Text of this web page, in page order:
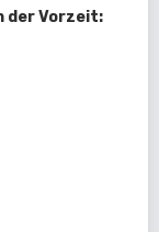
der Vorzeit: